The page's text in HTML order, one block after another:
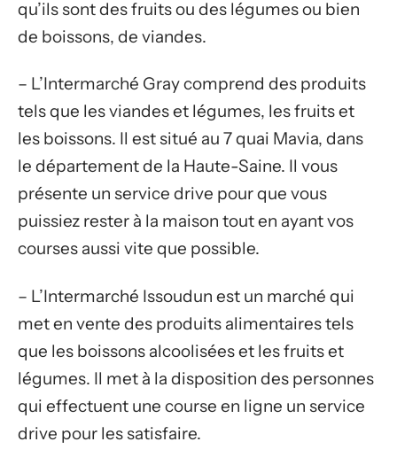
qu’ils sont des fruits ou des légumes ou bien
de boissons, de viandes.
– L’Intermarché Gray comprend des produits
tels que les viandes et légumes, les fruits et
les boissons. Il est situé au 7 quai Mavia, dans
le département de la Haute-Saine. Il vous
présente un service drive pour que vous
puissiez rester à la maison tout en ayant vos
courses aussi vite que possible.
– L’Intermarché Issoudun est un marché qui
met en vente des produits alimentaires tels
que les boissons alcoolisées et les fruits et
légumes. Il met à la disposition des personnes
qui effectuent une course en ligne un service
drive pour les satisfaire.